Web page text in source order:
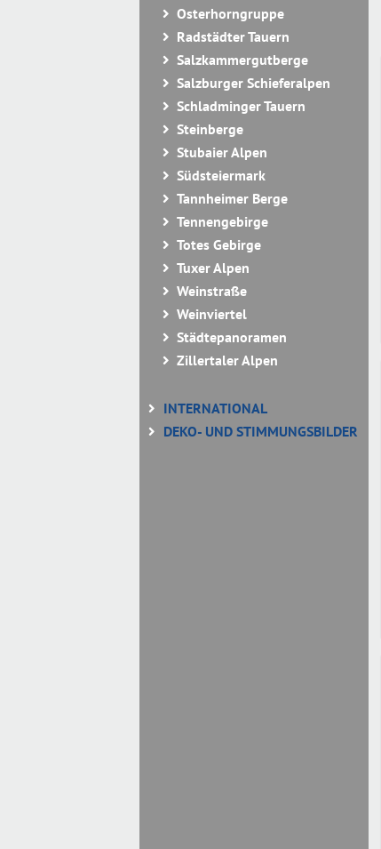
Osterhorngruppe
Radstädter Tauern
Salzkammergutberge
Salzburger Schieferalpen
Schladminger Tauern
Steinberge
Stubaier Alpen
Südsteiermark
Tannheimer Berge
Tennengebirge
Totes Gebirge
Tuxer Alpen
Weinstraße
Weinviertel
Städtepanoramen
Zillertaler Alpen
INTERNATIONAL
DEKO- UND STIMMUNGSBILDER